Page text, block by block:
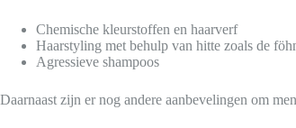
Chemische kleurstoffen en haarverf
Haarstyling met behulp van hitte zoals de
Agressieve shampoos
Daarnaast zijn er nog andere aanbevelingen om